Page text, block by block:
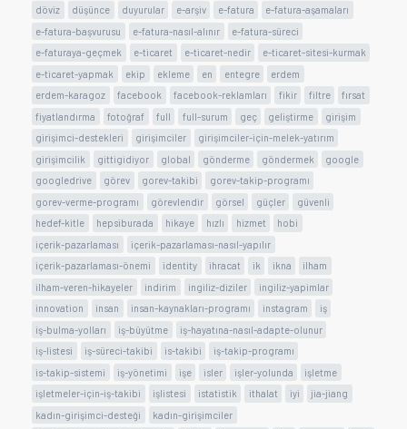
döviz
düşünce duyurular e-arşiv e-fatura
e-fatura-aşamaları
e-fatura-başvurusu
e-fatura-nasıl-alınır
e-fatura-süreci
e-faturaya-geçmek
e-ticaret e-ticaret-nedir
e-ticaret-sitesi-kurmak
e-ticaret-yapmak
ekip ekleme en entegre
erdem
erdem-karagoz
facebook facebook-reklamları fikir filtre
fırsat
fiyatlandırma
fotoğraf full full-surum geç geliştirme
girişim
girişimci-destekleri
girişimciler
girişimciler-için-melek-yatırım
girişimcilik
gittigidiyor global gönderme göndermek
google
googledrive
görev gorev-takibi
gorev-takip-programı
gorev-verme-programı
görevlendir görsel güçler
güvenli
hedef-kitle
hepsiburada hikaye hızlı hizmet
hobi
içerik-pazarlaması
içerik-pazarlaması-nasıl-yapılır
içerik-pazarlaması-önemi
identity ihracat ik ikna
ilham
ilham-veren-hikayeler
indirim ingiliz-diziler
ingiliz-yapimlar
innovation
insan insan-kaynakları-programı instagram
iş
iş-bulma-yolları
iş-büyütme
iş-hayatına-nasıl-adapte-olunur
iş-listesi
iş-süreci-takibi is-takibi
iş-takip-programı
is-takip-sistemi
iş-yönetimi işe isler işler-yolunda
işletme
işletmeler-için-iş-takibi
işlistesi istatistik ithalat iyi
jia-jiang
kadın-girişimci-desteği
kadın-girişimciler